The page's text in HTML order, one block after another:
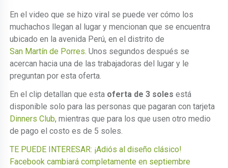
En el video que se hizo viral se puede ver cómo los
muchachos llegan al lugar y mencionan que se encuentra
ubicado en la avenida Perú, en el distrito de
San Martín de Porres . Unos segundos después se
acercan hacia una de las trabajadoras del lugar y le
preguntan por esta oferta.
En el clip detallan que esta oferta de 3 solesestá
disponible solo para las personas que pagaran con tarjeta
Dinners Club, mientras que para los que usen otro medio
de pago el costo es de 5 soles.
TE PUEDE INTERESAR: ¡Adiós al diseño clásico!
Facebook cambiará completamente en septiembre